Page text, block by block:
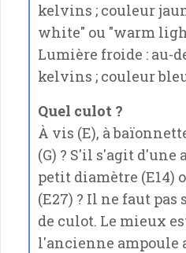
kelvins ; couleur
white" ou "warm
Lumière froide : au-
kelvins ; couleur
Quel culot ?
À vis (E), à
(G) ? S'il s'agit d'une
petit diamètre (E14)
(E27) ? Il ne faut pas
de culot. Le mieux
l'ancienne ampoule